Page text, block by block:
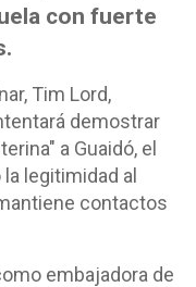
con fuerte
Tim Lord,
demostrar
a Guaidó, el
legitimidad al
contactos
embajadora de